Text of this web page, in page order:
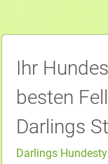
Ihr
besten
Darlings
Darlings